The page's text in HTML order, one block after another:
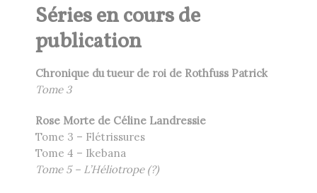
Séries en cours de
publication
Chronique du tueur de roi de Rothfuss Patrick
Tome 3
Rose Morte de Céline Landressie
Tome 3 – Flétrissures
Tome 4 – Ikebana
Tome 5 – L’Héliotrope (?)